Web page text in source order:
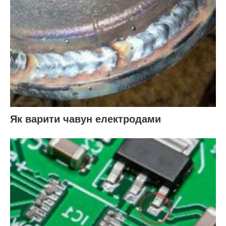
Як варити чавун електродами